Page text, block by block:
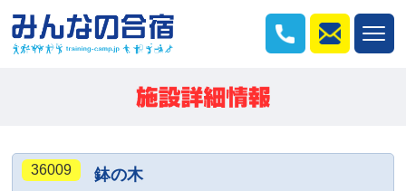
36009 鉢の木